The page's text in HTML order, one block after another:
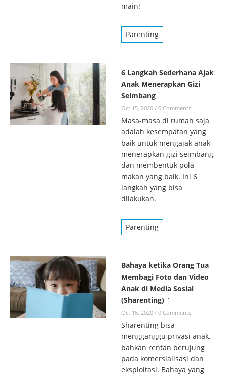
main!
Parenting
6 Langkah Sederhana Ajak
Anak Menerapkan Gizi
Seimbang
Oct 15, 2020 / 0 Comments
Masa-masa di rumah saja
adalah kesempatan yang
baik untuk mengajak anak
menerapkan gizi seimbang,
dan membentuk pola
makan yang baik. Ini 6
langkah yang bisa
dilakukan.
Parenting
Bahaya ketika Orang Tua
Membagi Foto dan Video
Anak di Media Sosial
(Sharenting) `
Oct 15, 2020 / 0 Comments
Sharenting bisa
mengganggu privasi anak,
bahkan rentan berujung
pada komersialisasi dan
eksploitasi. Bahaya yang